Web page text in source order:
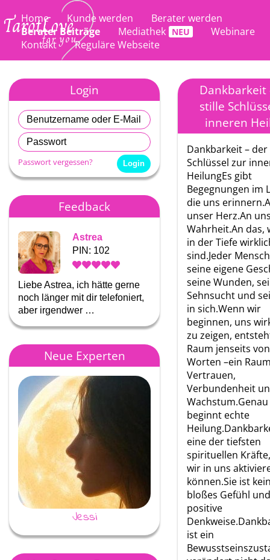
Home Kunde werden
Berater werden
Berater Beiträge
Mediathek
Webinare
Kontakt
Reguläre Webseite
Login
Passwort vergessen?
Feedback
Astrea
PIN: 102
Liebe Astrea, ich hätte gerne
noch länger mit dir telefoniert,
aber irgendwer …
Astrea
PIN: 102
Ich kann Dir nur immer
das Du so für mich da bist
wenn es mir nicht gut …
Neue Experten
Jessi Evita
Dankbarkeit
stille
inneren
Dankbarkeit –
Schlüssel zur
HeilungEs gibt
Begegnungen im
die uns
unser Herz.An
Wahrheit.An das,
in der Tiefe
sind.Jeder
seine eigene
seine Wunden,
Sehnsucht und
in sich.Wenn wir
beginnen, uns
zu zeigen,
Raum jenseits von
Worten –ein
Vertrauen,
Verbundenheit
beginnt echte
eine der tiefsten
spirituellen
wir in uns
können.Sie ist
bloßes Gefühl
positive
ist ein